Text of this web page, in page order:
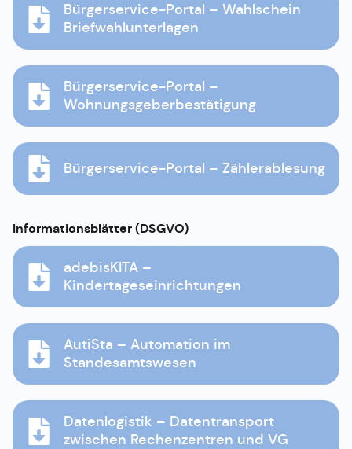
Bürgerservice-Portal – Wahlschein
Briefwahlunterlagen
Bürgerservice-Portal –
Wohnungsgeberbestätigung
Bürgerservice-Portal – Zählerablesung
Informationsblätter (DSGVO)
adebisKITA –
Kindertageseinrichtungen
AutiSta – Automation im
Standesamtswesen
Datenlogistik – Datentransport
zwischen Rechenzentren und VG